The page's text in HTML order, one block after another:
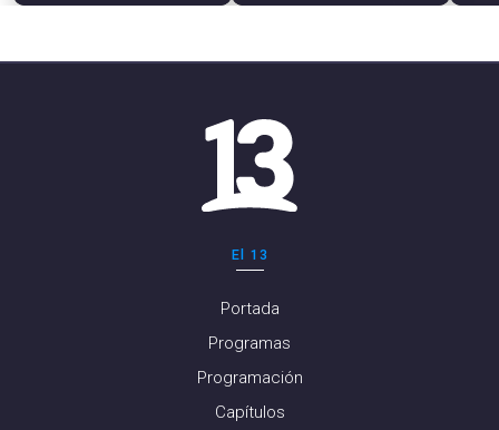
El 13
Portada
Programas
Programación
Capítulos